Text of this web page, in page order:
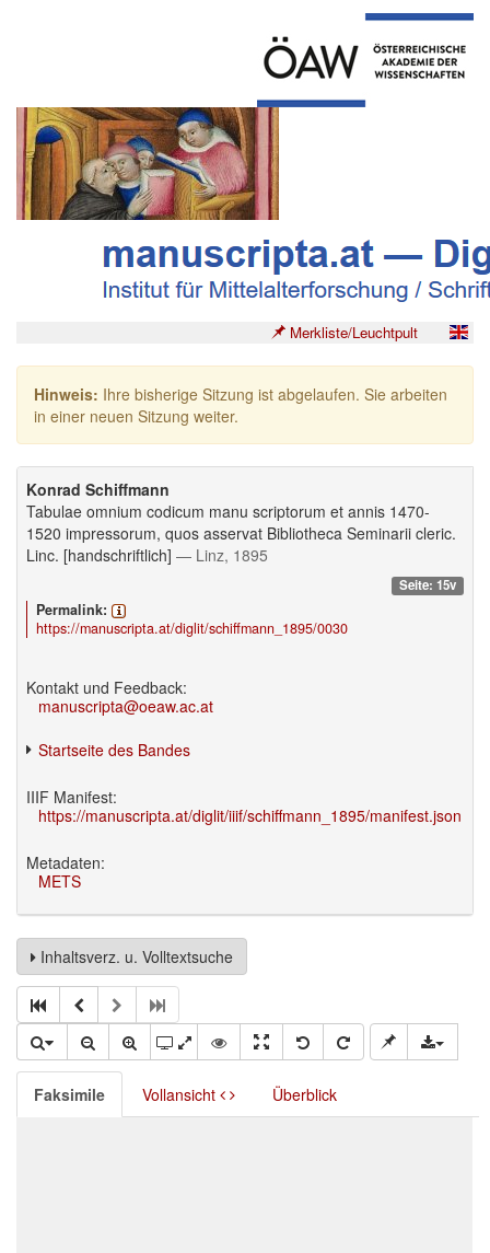
Merkliste/Leuchtpult
Hinweis: Ihre bisherige Sitzung ist abgelaufen. Sie arbeiten
in einer neuen Sitzung weiter.
Konrad Schiffmann
Tabulae omnium codicum manu scriptorum et annis 1470-
1520 impressorum, quos asservat Bibliotheca Seminarii cleric.
Linc. [handschriftlich] — Linz, 1895
Seite: 15v
Permalink:
https://manuscripta.at/diglit/schiffmann_1895/0030
Kontakt und Feedback:
manuscripta@oeaw.ac.at
Startseite des Bandes
IIIF Manifest:
https://manuscripta.at/diglit/iiif/schiffmann_1895/manifest.json
Metadaten:
METS
Inhaltsverz. u. Volltextsuche
Faksimile Vollansicht Überblick